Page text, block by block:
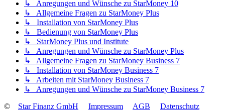
↳ Anregungen und Wünsche zu StarMoney 10
↳ Allgemeine Fragen zu StarMoney Plus
↳ Installation von StarMoney Plus
↳ Bedienung von StarMoney Plus
↳ StarMoney Plus und Institute
↳ Anregungen und Wünsche zu StarMoney Plus
↳ Allgemeine Fragen zu StarMoney Business 7
↳ Installation von StarMoney Business 7
↳ Arbeiten mit StarMoney Business 7
↳ Anregungen und Wünsche zu StarMoney Business 7
©
Star Finanz GmbH Impressum AGB Datenschutz